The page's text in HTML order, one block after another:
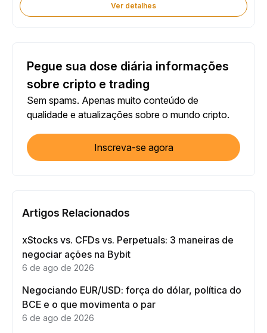
Ver detalhes
Pegue sua dose diária informações
sobre cripto e trading
Sem spams. Apenas muito conteúdo de
qualidade e atualizações sobre o mundo cripto.
Inscreva-se agora
Artigos Relacionados
xStocks vs. CFDs vs. Perpetuals: 3 maneiras de
negociar ações na Bybit
6 de ago de 2026
Negociando EUR/USD: força do dólar, política do
BCE e o que movimenta o par
6 de ago de 2026